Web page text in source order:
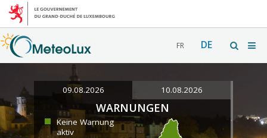
FR DE
09.08.2026 10.08.2026
WARNUNGEN
Keine Warnung
aktiv